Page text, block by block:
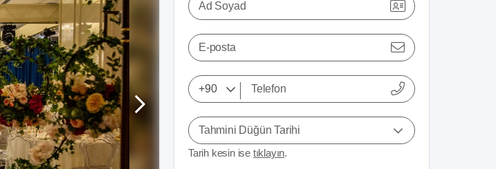
Ad Soyad
E-posta
Tahmini Düğün Tarihi
Tarih kesin ise tıklayın.